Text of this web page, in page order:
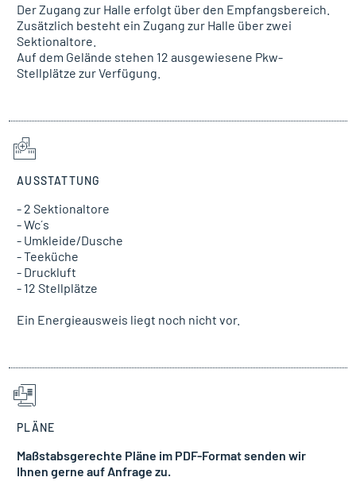
Der Zugang zur Halle erfolgt über den Empfangsbereich.
Zusätzlich besteht ein Zugang zur Halle über zwei
Sektionaltore.
Auf dem Gelände stehen 12 ausgewiesene Pkw-
Stellplätze zur Verfügung.
AUSSTATTUNG
- 2 Sektionaltore
- Wc´s
- Umkleide/Dusche
- Teeküche
- Druckluft
- 12 Stellplätze
Ein Energieausweis liegt noch nicht vor.
PLÄNE
Maßstabsgerechte Pläne im PDF-Format senden wir
Ihnen gerne auf Anfrage zu.